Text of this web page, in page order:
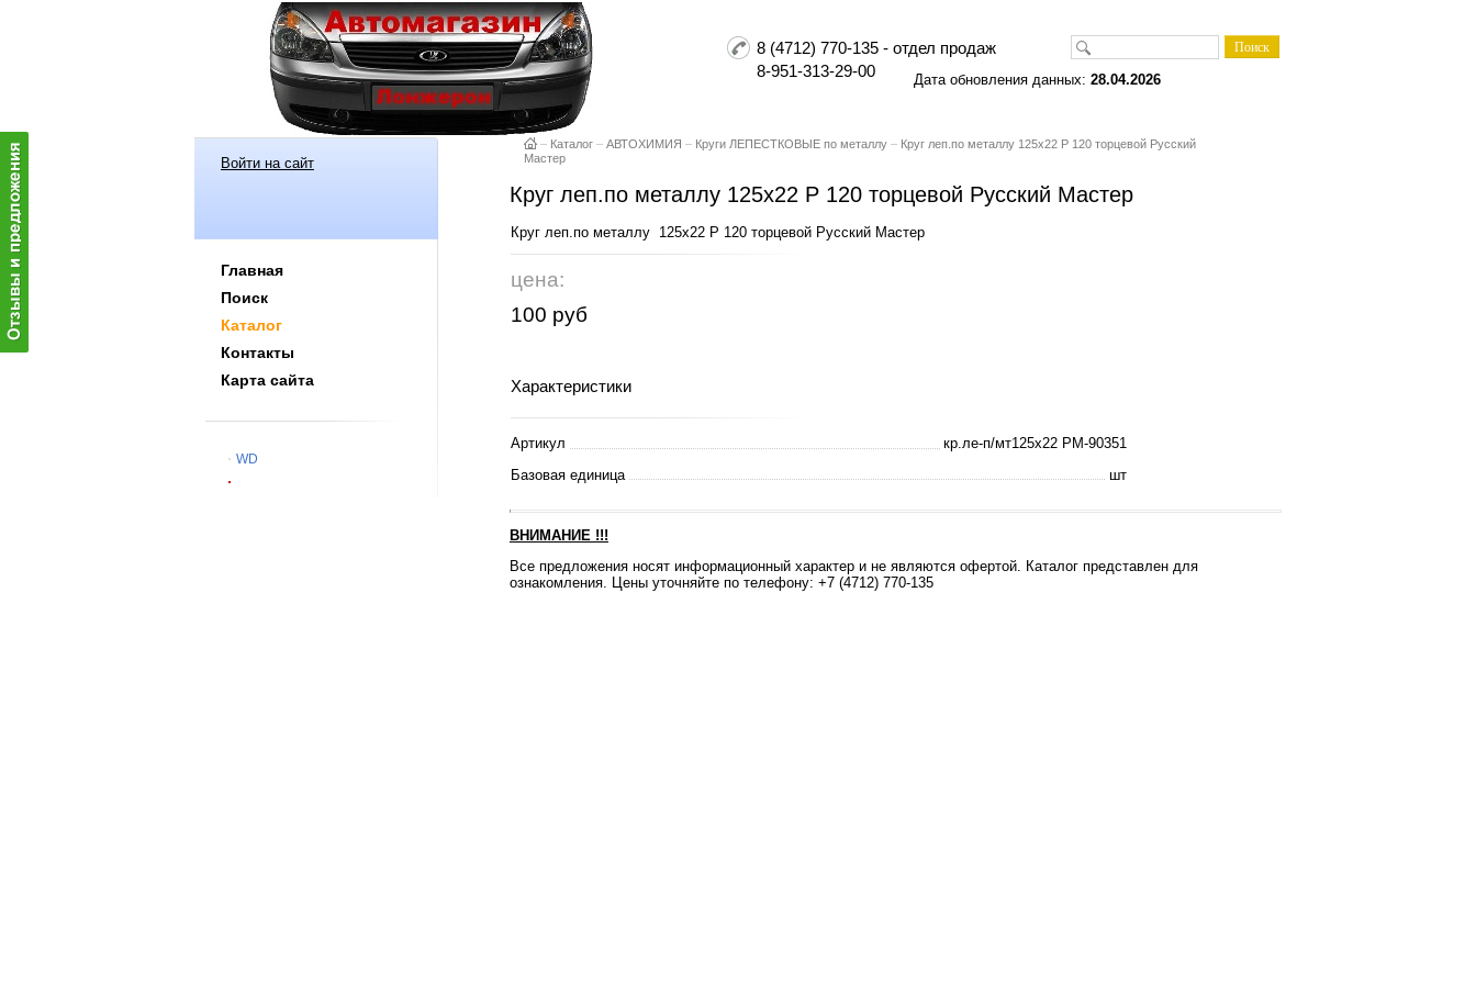
8 (4712) 770-135 - отдел продаж
8-951-313-29-00
Дата обновления данных: 28.04.2026
Войти на сайт
Главная
Поиск
Каталог
Контакты
Карта сайта
WD
– Каталог – АВТОХИМИЯ – Круги ЛЕПЕСТКОВЫЕ по металлу – Круг леп.по металлу 125х22 Р 120 торцевой Русский
Мастер
Круг леп.по металлу 125х22 Р 120 торцевой Русский Мастер
Круг леп.по металлу 125х22 Р 120 торцевой Русский Мастер
цена:
100 руб
Характеристики
Артикул
кр.ле-п/мт125х22 РМ-90351
Базовая единица
шт
ВНИМАНИЕ !!!
Все предложения носят информационный характер и не являются офертой. Каталог представлен для
ознакомления. Цены уточняйте по телефону: +7 (4712) 770-135